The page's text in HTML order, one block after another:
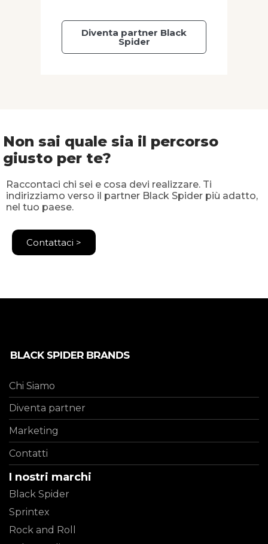
Diventa partner Black
Spider
Non sai quale sia il percorso
giusto per te?
Raccontaci chi sei e cosa devi realizzare. Ti
indirizziamo verso il partner Black Spider più adatto,
nel tuo paese.
Contattaci >
Chi Siamo
Diventa partner
Marketing
Contatti
I nostri marchi
Black Spider
Sprintex
Rock and Roll